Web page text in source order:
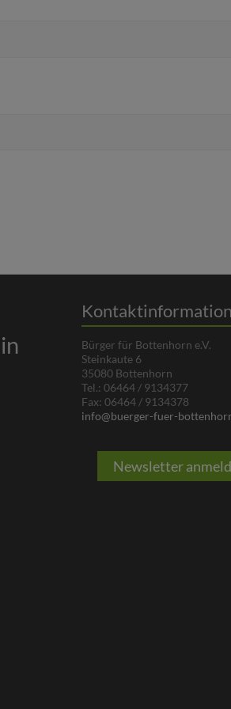
Bürger für Bottenhorn e.V.
Steinkaute 6
35080 Bottenhorn
Tel.: 06464 / 9134377
Fax: 06464 / 9134378
info@buerger-fuer-
Newsletter